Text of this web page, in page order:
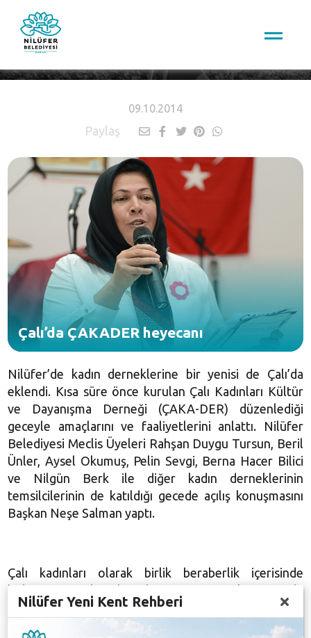
09.10.2014
Paylaş
Çalı’da ÇAKADER heyecanı
Nilüfer’de kadın derneklerine bir yenisi de Çalı’da
eklendi. Kısa süre önce kurulan Çalı Kadınları Kültür
ve Dayanışma Derneği (ÇAKA-DER) düzenlediği
geceyle amaçlarını ve faaliyetlerini anlattı. Nilüfer
Belediyesi Meclis Üyeleri Rahşan Duygu Tursun, Beril
Ünler, Aysel Okumuş, Pelin Sevgi, Berna Hacer Bilici
ve Nilgün Berk ile diğer kadın derneklerinin
temsilcilerinin de katıldığı gecede açılış konuşmasını
Başkan Neşe Salman yaptı.
Çalı kadınları olarak birlik beraberlik içerisinde
bölgeye yararlı çalışmalara imza atmak için yola
çıktıklarını kaydeden Salman, daha etkin ve dayanışma
halinde çalışacaklarını belirtti.
Nilüfer Yeni Kent Rehberi